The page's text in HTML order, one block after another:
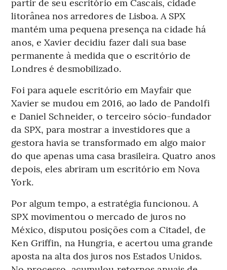
litorânea nos arredores de Lisboa. A SPX
mantém uma pequena presença na cidade há
anos, e Xavier decidiu fazer dali sua base
permanente à medida que o escritório de
Londres é desmobilizado.
Foi para aquele escritório em Mayfair que
Xavier se mudou em 2016, ao lado de Pandolfi
e Daniel Schneider, o terceiro sócio-fundador
da SPX, para mostrar a investidores que a
gestora havia se transformado em algo maior
do que apenas uma casa brasileira. Quatro anos
depois, eles abriram um escritório em Nova
York.
Por algum tempo, a estratégia funcionou. A
SPX movimentou o mercado de juros no
México, disputou posições com a Citadel, de
Ken Griffin, na Hungria, e acertou uma grande
aposta na alta dos juros nos Estados Unidos.